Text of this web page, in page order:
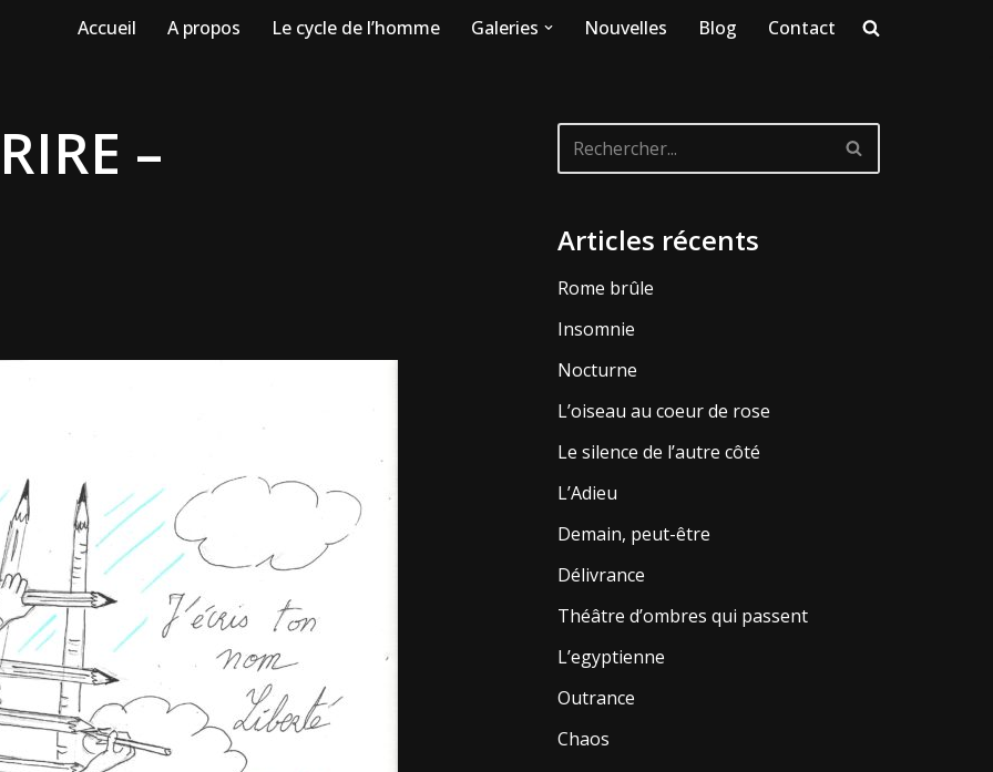
Accueil A propos Le cycle de l’homme Galeries Nouvelles Blog Contact
–
Articles récents
Rome brûle
Insomnie
Nocturne
L’oiseau au coeur de rose
Le silence de l’autre côté
L’Adieu
Demain, peut-être
Délivrance
Théâtre d’ombres qui passent
L’egyptienne
Outrance
Chaos